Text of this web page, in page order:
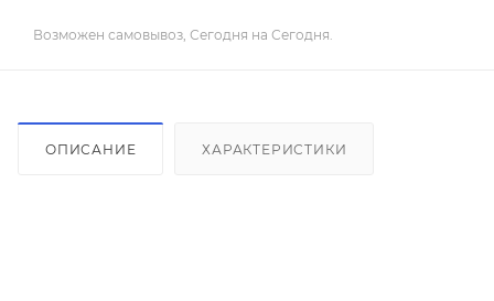
Возможен самовывоз, Сегодня на Сегодня.
ОПИСАНИЕ ХАРАКТЕРИСТИКИ